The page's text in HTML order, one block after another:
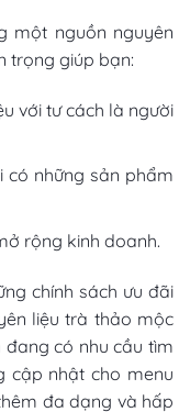
một nguồn nguyên
trọng giúp bạn:
với tư cách là người
có những sản phẩm
rộng kinh doanh.
chính sách ưu đãi
liệu trà thảo mộc
đang có nhu cầu tìm
cập nhật cho menu
đa dạng và hấp